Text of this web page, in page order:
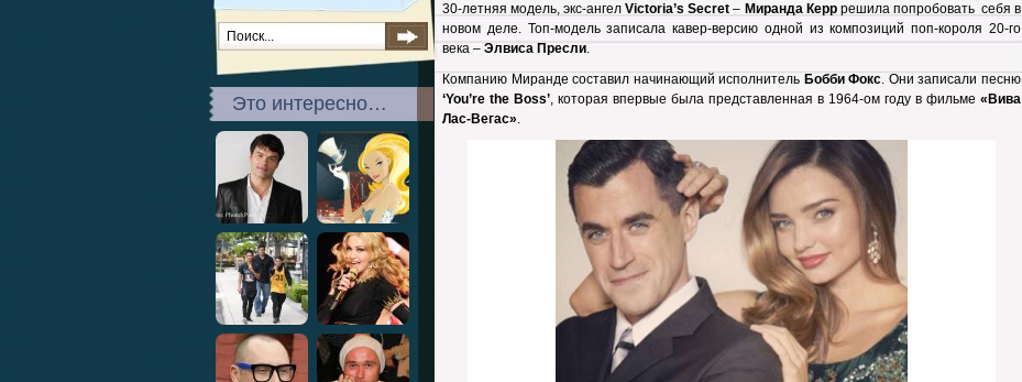
Это интересно…
30-летняя модель, экс-ангелVictoria’s Secret – Миранда Керррешила попробовать себя в
новом деле. Топ-модель записала кавер-версию одной из композиций поп-короля 20-го
века – Элвиса Пресли.
Компанию Миранде составил начинающий исполнитель Бобби Фокс. Они записали песню
‘You’re the Boss’, которая впервые была представленная в 1964-ом году в фильме «Вива
Лас-Вегас».